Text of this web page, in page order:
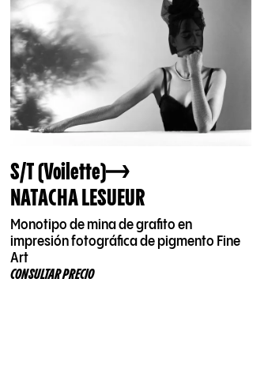
S/T (Voilette)
NATACHA LESUEUR
Monotipo de mina de grafito en
impresión fotográfica de pigmento Fine
Art
CONSULTAR PRECIO